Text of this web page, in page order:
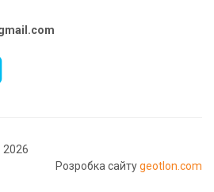
2026
Розробка сайтуgeotlon.com